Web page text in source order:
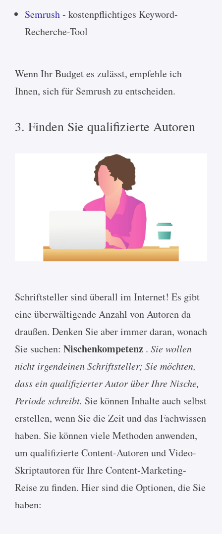
Semrush- kostenpflichtiges Keyword-
Recherche-Tool
Wenn Ihr Budget es zulässt, empfehle ich
Ihnen, sich für Semrush zu entscheiden.
3. Finden Sie qualifizierte Autoren
Schriftsteller sind überall im Internet! Es gibt
eine überwältigende Anzahl von Autoren da
draußen. Denken Sie aber immer daran, wonach
Sie suchen: Nischenkompetenz . Sie wollen
nicht irgendeinen Schriftsteller; Sie möchten,
dass ein qualifizierter Autor über Ihre Nische,
Periode schreibt. Sie können Inhalte auch selbst
erstellen, wenn Sie die Zeit und das Fachwissen
haben. Sie können viele Methoden anwenden,
um qualifizierte Content-Autoren und Video-
Skriptautoren für Ihre Content-Marketing-
Reise zu finden. Hier sind die Optionen, die Sie
haben: